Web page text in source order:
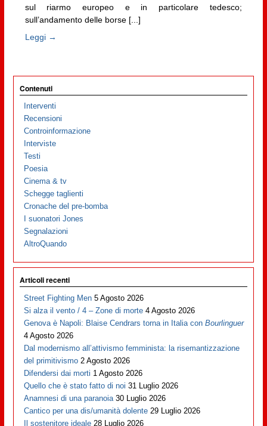
sul riarmo europeo e in particolare tedesco;
sull’andamento delle borse [...]
Leggi →
Contenuti
Interventi
Recensioni
Controinformazione
Interviste
Testi
Poesia
Cinema & tv
Schegge taglienti
Cronache del pre-bomba
I suonatori Jones
Segnalazioni
AltroQuando
Articoli recenti
Street Fighting Men 5 Agosto 2026
Si alza il vento / 4 – Zone di morte 4 Agosto 2026
Genova è Napoli: Blaise Cendrars torna in Italia conBourlinguer
4 Agosto 2026
Dal modernismo all’attivismo femminista: la risemantizzazione
del primitivismo 2 Agosto 2026
Difendersi dai morti 1 Agosto 2026
Quello che è stato fatto di noi 31 Luglio 2026
Anamnesi di una paranoia 30 Luglio 2026
Cantico per una dis/umanità dolente 29 Luglio 2026
Il sostenitore ideale 28 Luglio 2026